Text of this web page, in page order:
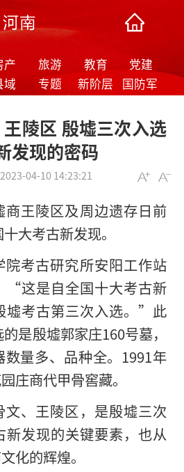
产 旅游 教育
党建
域 专题 新阶层
国防军
陵区 殷墟三次入选
发现的密码
2023-04-10 14:23:21
商王陵区及周边遗存日前
大考古新发现。
院考古研究所安阳工作站
“这是自全国十大考古新
墟考古第三次入选。”此
是殷墟郭家庄160号墓，
量多、品种全。1991年
庄商代甲骨窖藏。
文、王陵区，是殷墟三次
新发现的关键要素，也从
化的辉煌。